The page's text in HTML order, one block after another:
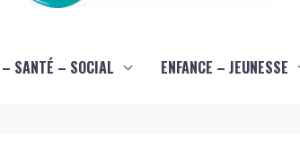
– SANTÉ – SOCIAL ENFANCE – JEUNESSE